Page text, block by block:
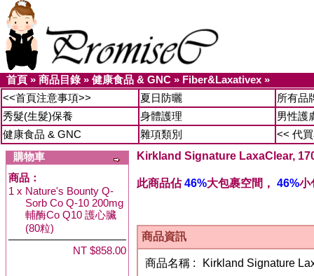
首頁 » 商品目錄» 健康食品 & GNC » Fiber&Laxativex »
<<首頁注意事項>>
夏日防曬
所有品
秀髮(生髮)保養
身體護理
男性護
健康食品 & GNC
雜項類別
<< 代
購物車
商品：
1 x Nature's Bounty Q-
Sorb Co Q-10 200mg
輔酶Co Q10 護心臟
(80粒)
NT $858.00
Kirkland Signature LaxaClear,
此商品佔46%大包裹空間， 46%小
商品資訊
商品名稱 :
Kirkland Signature